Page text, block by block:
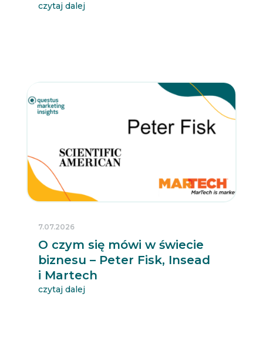
czytaj dalej
O czym się mówi w świecie
biznesu – Peter Fisk, Insead
i Martech
7.07.2026
czytaj dalej